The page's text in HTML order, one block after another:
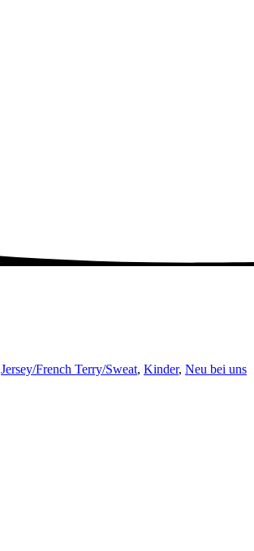
Jersey/French Terry/Sweat, Kinder, Neu bei uns